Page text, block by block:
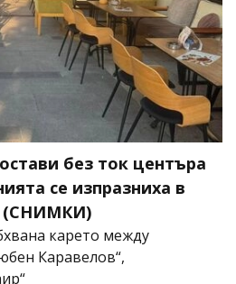
без ток центъра
се изпразниха в
(СНИМКИ)
карето между
Каравелов“,